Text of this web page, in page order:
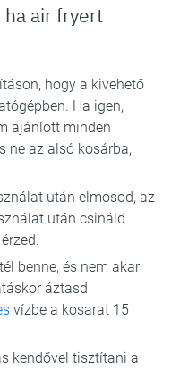
ha air fryert
hogy a kivehető
Ha igen,
ajánlott minden
ne az alsó kosárba,
után elmosod, az
után csináld
benne, és nem akar
áztasd
vízbe a kosarat 15
kendővel tisztítani a